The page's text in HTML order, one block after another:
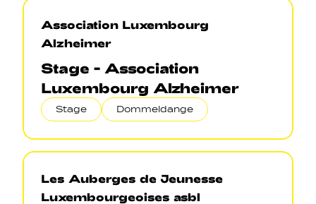
Association Luxembourg
Alzheimer
Stage - Association
Luxembourg Alzheimer
Stage Dommeldange
Les Auberges de Jeunesse
Luxembourgeoises asbl